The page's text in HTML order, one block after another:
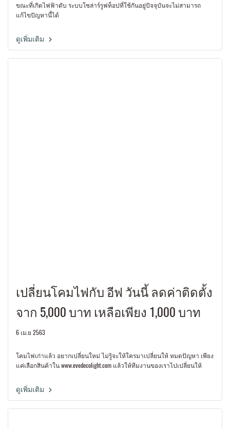
ขณะที่เกิดไฟฟ้าดับ ระบบโซล่าร์รูฟท็อปที่ใช้กันอยู่ปัจจุบันจะไม่สามารถ
แก้ไขปัญหานี้ได้
ดูเพิ่มเติม
เปลี่ยนโคมไฟกับ อีฟ วันนี้ ลดค่าติดตั้ง
จาก 5,000 บาท เหลือเพียง 1,000 บาท
6 เม.ย 2563
โคมไฟเก่าแล้ว อยากเปลี่ยนใหม่ ไม่รู้จะให้ใครมาเปลี่ยนให้ หมดปัญหา เพียง
แค่เลือกสินค้าใน www.evedecolight.com แล้วให้ทีมงานของเราไปเปลี่ยนให้
ดูเพิ่มเติม